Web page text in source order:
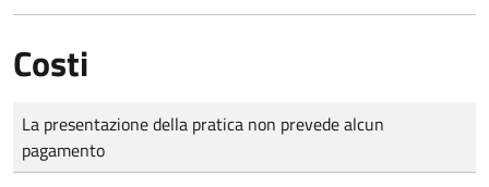
Costi
Tipo di pagamento
Importo
La presentazione della pratica non prevede alcun
pagamento